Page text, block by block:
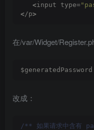
<input type=
</p>
在/var/Widget/
改成：
/** 如果请求中含有